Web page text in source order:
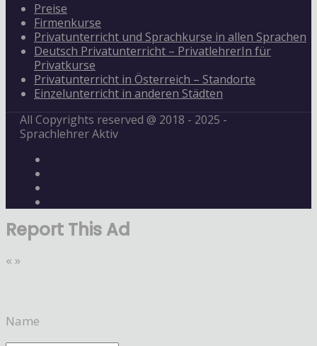
Preise
Firmenkurse
Privatunterricht und Sprachkurse in allen Sprachen
Deutsch Privatunterricht – PrivatlehrerIn für
Privatkurse
Privatunterricht in Österreich – Standorte
Einzelunterricht in anderen Städten
All Copyrights reserved @ 2018 - 2025 -
Sprachlehrer Aktiv
Report This Ad
« »
Name